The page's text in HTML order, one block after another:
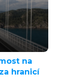
na
hranicí